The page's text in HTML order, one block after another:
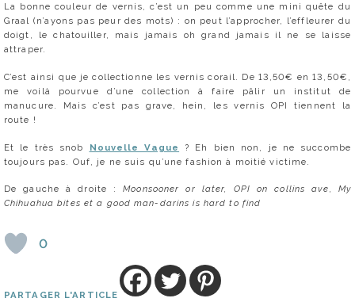
La bonne couleur de vernis, c’est un peu comme une mini quête du
Graal (n’ayons pas peur des mots) : on peut l’approcher, l’effleurer du
doigt, le chatouiller, mais jamais oh grand jamais il ne se laisse
attraper.
C’est ainsi que je collectionne les vernis corail. De 13,50€ en 13,50€,
me voilà pourvue d’une collection à faire pâlir un institut de
manucure. Mais c’est pas grave, hein, les vernis OPI tiennent la
route !
Et le très snob Nouvelle Vague
? Eh bien non, je ne succombe
toujours pas. Ouf, je ne suis qu’une fashion à moitié victime.
De gauche à droite :Moonsooner or later, OPI on collins ave, My
Chihuahua bites et a good man-darins is hard to find
0
PARTAGER L'ARTICLE